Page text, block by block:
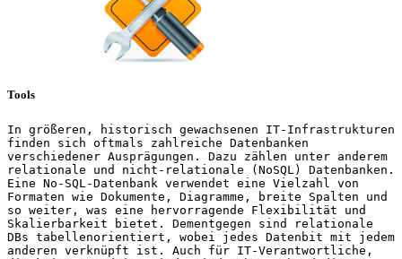
Tools
In größeren, historisch gewachsenen IT-Infrastrukturen
finden sich oftmals zahlreiche Datenbanken
verschiedener Ausprägungen. Dazu zählen unter anderem
relationale und nicht-relationale (NoSQL) Datenbanken.
Eine No-SQL-Datenbank verwendet eine Vielzahl von
Formaten wie Dokumente, Diagramme, breite Spalten und
so weiter, was eine hervorragende Flexibilität und
Skalierbarkeit bietet. Dementgegen sind relationale
DBs tabellenorientiert, wobei jedes Datenbit mit jedem
anderen verknüpft ist. Auch für IT-Verantwortliche,